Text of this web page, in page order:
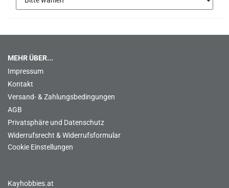
MEHR ÜBER...
Impressum
Kontakt
Versand- & Zahlungsbedingungen
AGB
Privatsphäre und Datenschutz
Widerrufsrecht & Widerrufsformular
Cookie Einstellungen
Kayhobbies.at